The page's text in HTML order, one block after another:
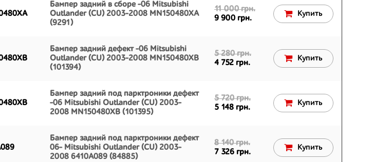
Бампер задний в сборе -06 Mitsubishi
Outlander (CU) 2003-2008 MN150480XA
(9291)
11 000 грн.
9 900 грн.
Купить
Бампер задний дефект -06 Mitsubishi
Outlander (CU) 2003-2008 MN150480XB
(101394)
5 280 грн.
4 752 грн.
Купить
Бампер задний под парктроники дефект
-06 Mitsubishi Outlander (CU) 2003-
2008 MN150480XB (101395)
5 720 грн.
5 148 грн.
Купить
Бампер задний под парктроники дефект
06- Mitsubishi Outlander (CU) 2003-
2008 6410A089 (84885)
8 140 грн.
7 326 грн.
Купить